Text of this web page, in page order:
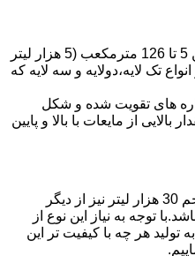
حجم مخزن پلی اتیلن را میتوان بین 5 تا 126 مترمکعب (5 هزار لیتر
انواع تک لایه،دولایه و سه لایه که
های تقویت شده و شکل
بالایی از مایعات با بالا و پایین
تولید مخازن پلی اتیلن مکعبی تا حجم 30 هزار لیتر نیز از دیگر
توجه به نیاز این نوع از
تولید هر چه با کیفیت تر این